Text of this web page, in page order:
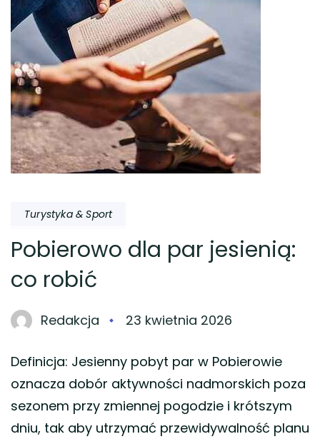
Turystyka & Sport
Pobierowo dla par jesienią:
co robić
Redakcja 23 kwietnia 2026
Definicja: Jesienny pobyt par w Pobierowie
oznacza dobór aktywności nadmorskich poza
sezonem przy zmiennej pogodzie i krótszym
dniu, tak aby utrzymać przewidywalność planu